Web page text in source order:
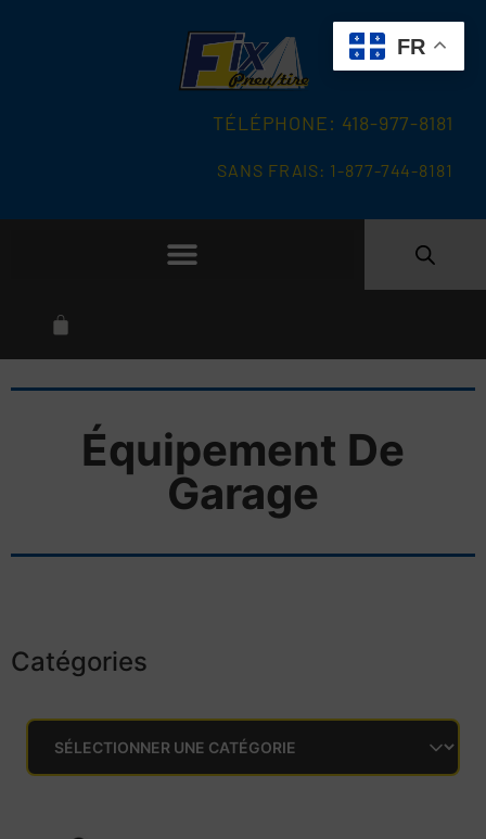
TÉLÉPHONE: 418-977-8181
SANS FRAIS: 1-877-744-8181
Équipement De
Garage
Catégories
FR